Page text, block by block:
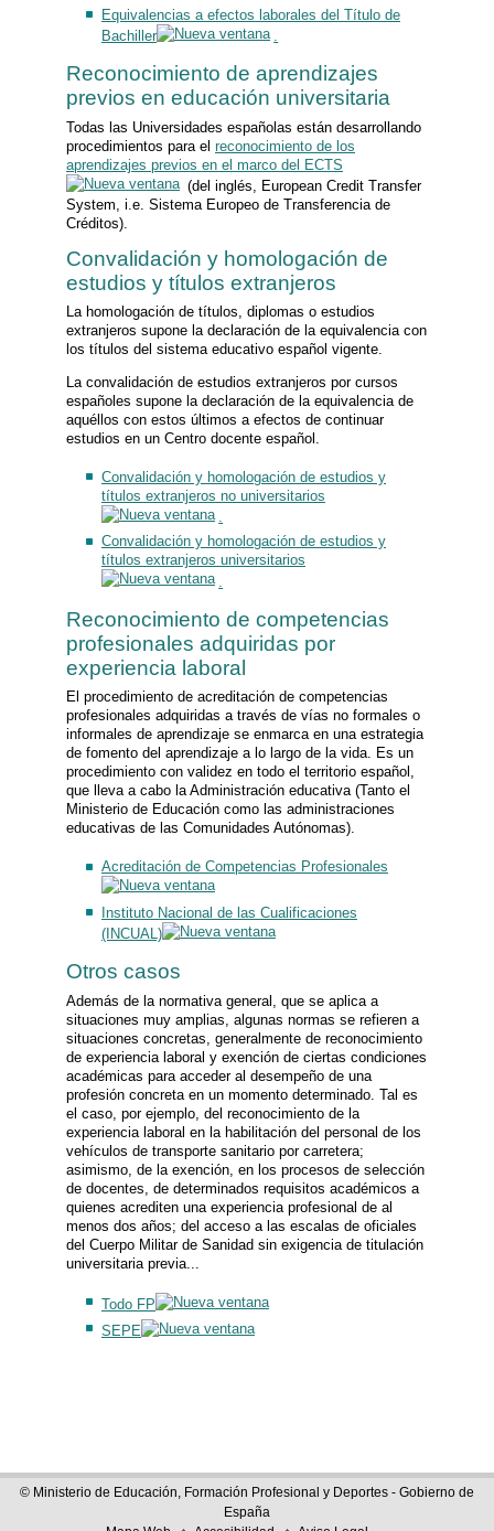
Equivalencias a efectos laborales del Título de
Bachiller
.
Reconocimiento de aprendizajes
previos en educación universitaria
Todas las Universidades españolas están desarrollando
procedimientos para el reconocimiento de los
aprendizajes previos en el marco del ECTS
(del inglés, European Credit Transfer
System, i.e. Sistema Europeo de Transferencia de
Créditos).
Convalidación y homologación de
estudios y títulos extranjeros
La homologación de títulos, diplomas o estudios
extranjeros supone la declaración de la equivalencia con
los títulos del sistema educativo español vigente.
La convalidación de estudios extranjeros por cursos
españoles supone la declaración de la equivalencia de
aquéllos con estos últimos a efectos de continuar
estudios en un Centro docente español.
Convalidación y homologación de estudios y
títulos extranjeros no universitarios
.
Convalidación y homologación de estudios y
títulos extranjeros universitarios
Reconocimiento de competencias
profesionales adquiridas por
experiencia laboral
El procedimiento de acreditación de competencias
profesionales adquiridas a través de vías no formales o
informales de aprendizaje se enmarca en una estrategia
de fomento del aprendizaje a lo largo de la vida. Es un
procedimiento con validez en todo el territorio español,
que lleva a cabo la Administración educativa (Tanto el
Ministerio de Educación como las administraciones
educativas de las Comunidades Autónomas).
Acreditación de Competencias Profesionales
Instituto Nacional de las Cualificaciones
(INCUAL)
Otros casos
Además de la normativa general, que se aplica a
situaciones muy amplias, algunas normas se refieren a
situaciones concretas, generalmente de reconocimiento
de experiencia laboral y exención de ciertas condiciones
académicas para acceder al desempeño de una
profesión concreta en un momento determinado. Tal es
el caso, por ejemplo, del reconocimiento de la
experiencia laboral en la habilitación del personal de los
vehículos de transporte sanitario por carretera;
asimismo, de la exención, en los procesos de selección
de docentes, de determinados requisitos académicos a
quienes acrediten una experiencia profesional de al
menos dos años; del acceso a las escalas de oficiales
del Cuerpo Militar de Sanidad sin exigencia de titulación
universitaria previa...
Todo FP
SEPE
© Ministerio de Educación, Formación Profesional y Deportes - Gobierno de
España